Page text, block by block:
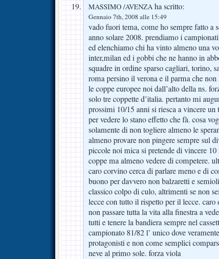
MASSIMO /AVENZA ha scritto:
Gennaio 7th, 2008 alle 15:49
vado fuori tema, come ho sempre fatto a
anno solare 2008. prendiamo i
ed elenchiamo chi ha vinto almeno una
inter,milan ed i gobbi che ne hanno in
squadre in ordine sparso cagliari, torino,
roma persino il verona e il parma che
le coppe europee noi dall’alto della ns.
solo tre coppette d’italia. pertanto mi
prossimi 10/15 anni si riesca a vincere
per vedere lo stano effetto che fà. cosa
solamente di non togliere almeno le
almeno provare non pingere sempre sul
piccole noi mica si pretende di vincere
coppe ma almeno vedere di competere.
caro corvino cerca di parlare meno e di
buono per davvero non balzaretti e
classico colpo di culo, altrimenti se non
lecce con tutto il rispetto per il lecce.
non passare tutta la vita alla finestra a
tutti e tenere la bandiera sempre nel
campionato 81/82 l’ unico dove
protagonisti e non come semplici
neve al primo sole. forza viola